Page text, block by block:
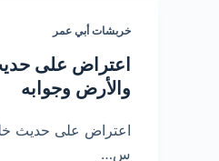
خربشات أبي عمر
اعتراض على
والأرض وجوابه
اعتراض على حديث
س…